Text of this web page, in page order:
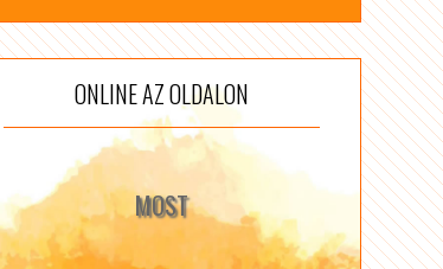
ONLINE AZ OLDALON
MOST